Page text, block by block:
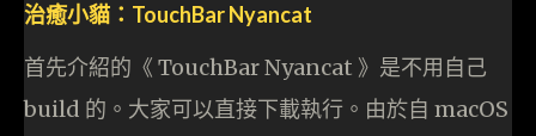
治癒小貓：TouchBar Nyancat
首先介紹的《 TouchBar Nyancat 》是不用自己
build 的。大家可以直接下載執行。由於自 macOS